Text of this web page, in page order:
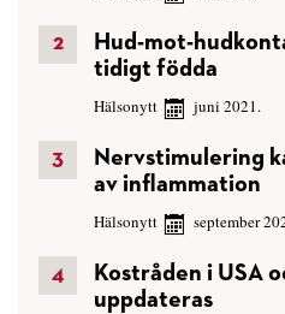
Hud-mot-
tidigt födda
Hälsonytt juni 2021.
Nervstimulering
av inflammation
Hälsonytt september
Kostråden i USA
uppdateras